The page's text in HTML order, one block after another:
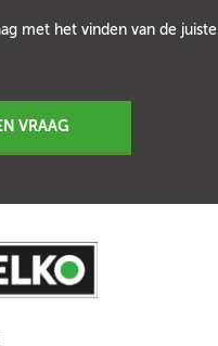
met het vinden van de juiste
VRAAG